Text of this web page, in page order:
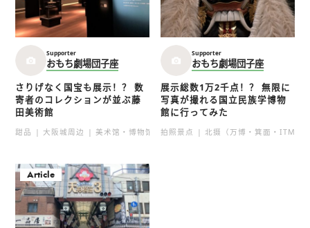
Supporter
おもち劇場団子座
さりげなく国宝も展示！？ 数
寄者のコレクションが並ぶ藤
田美術館
甜品 大阪城周边 美术馆・博物馆 想要表达的事
Supporter
おもち劇場団子座
展示総数1万2千点！？ 無限に
写真が撮れる国立民族学博物
館に行ってみた
拍照景点 北摄（万博・箕面・ITM）
Article